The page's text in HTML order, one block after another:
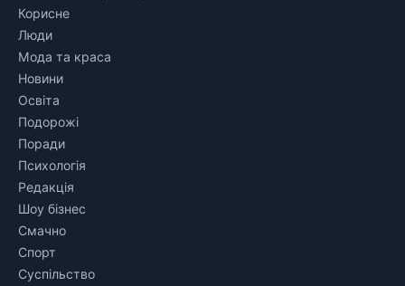
Корисне
Люди
Мода та краса
Новини
Освіта
Подорожі
Поради
Психологія
Редакція
Шоу бізнес
Смачно
Спорт
Суспільство